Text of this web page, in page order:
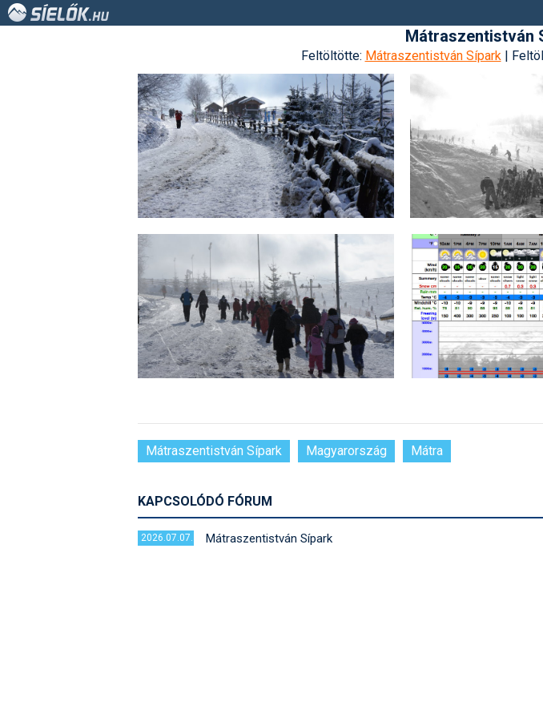
Mátraszentistván
Feltöltötte: Mátraszentistván Sípark|
Mátraszentistván Sípark Magyarország Mátra
KAPCSOLÓDÓ FÓRUM
2026.07.07. Mátraszentistván Sípark